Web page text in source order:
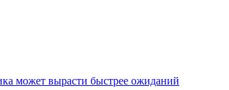
может вырасти быстрее ожиданий